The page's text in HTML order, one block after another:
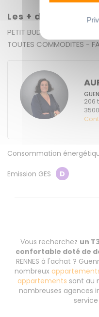
Les + du bien
PETIT BUDGET -
TOUTES COMMODITES -
206
Consommation
Emission GES D
Vous recherchez un
confortable doté de
RENNES à l'achat ?
nombreux
appartements sont au
nombreuses agences